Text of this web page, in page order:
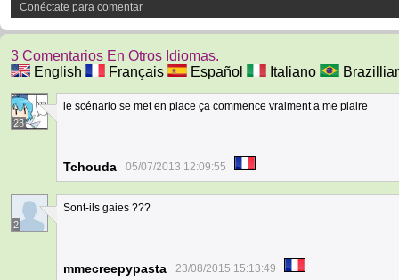
Conéctate para comentar
3 Comentarios En Otros Idiomas.
English
Français Español Italiano
23
le scénario se met en place ça commence vraiment a me plaire
Tchouda 05/07/2013 12:09:55
2
Sont-ils gaies ???
mmecreepypasta 23/08/2015 15:13:49